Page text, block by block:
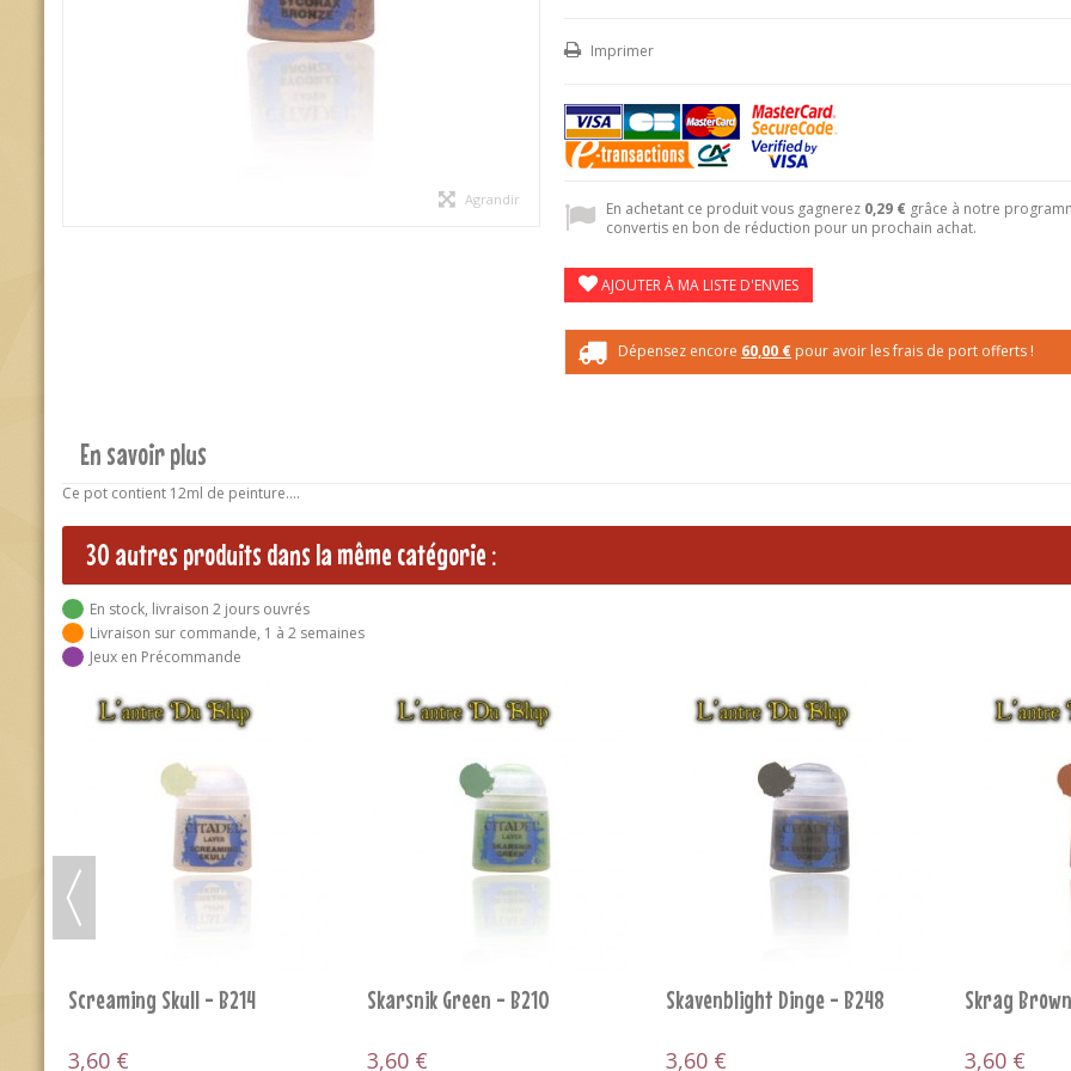
Agrandir
Imprimer
En achetant ce produit vous gagnerez 0,29 € grâce à notre
convertis en bon de réduction pour un prochain achat.
AJOUTER À MA LISTE D'ENVIES
Dépensez encore 60,00 €pour avoir les frais de port offerts !
En savoir plus
Ce pot contient 12ml de peinture....
30 autres produits dans la même catégorie :
En stock, livraison 2 jours ouvrés
Livraison sur commande, 1 à 2 semaines
Jeux en Précommande
Slaanesh Grey - B183
AJOUTER AU PANIER
Sotek Green - B199 Squig Orange - B174
AJOUTER AU PANIER
Stormhost